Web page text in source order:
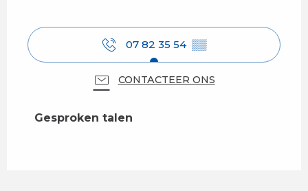
07 82 35 54 ▒▒
CONTACTEER ONS
Gesproken talen
Gesproken talen